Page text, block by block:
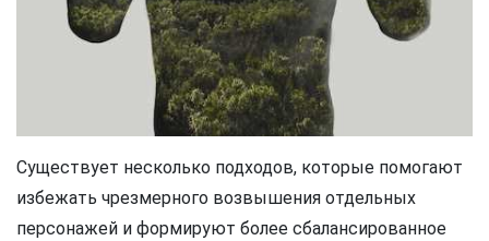
Существует несколько подходов, которые помогают
избежать чрезмерного возвышения отдельных
персонажей и формируют более сбалансированное